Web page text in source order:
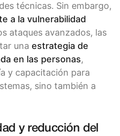
técnicas. Sin embargo,
a la vulnerabilidad
ataques avanzados, las
una estrategia de
en las personas,
y capacitación para
sino también a
y reducción del